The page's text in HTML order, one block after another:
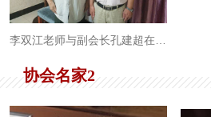
协会名家2